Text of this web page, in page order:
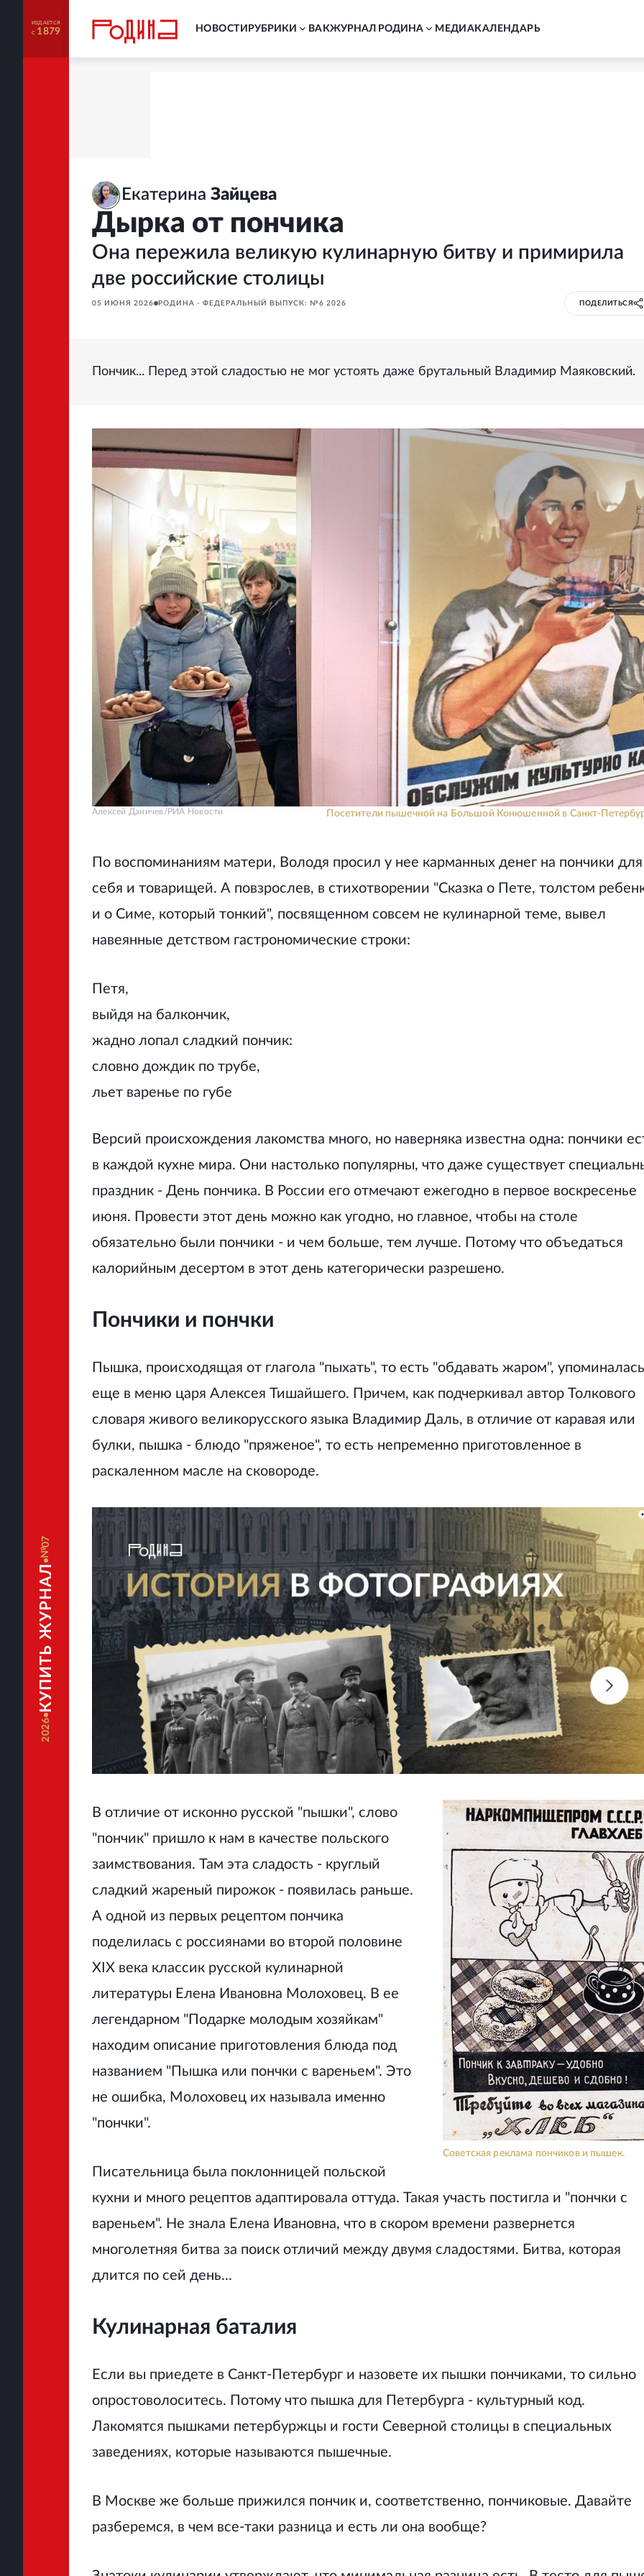
ИЗДАЕТСЯ
С 1879
2026
КУПИТЬ ЖУРНАЛ
07
НОВОСТИ РУБРИКИ ВАКЖУРНАЛ РОДИНА MЕДИА КАЛЕНДАРЬ
Екатерина Зайцева
Дырка от пончика
Она пережила великую кулинарную битву и примирила
две российские столицы
05 ИЮНЯ 2026 РОДИНА - ФЕДЕРАЛЬНЫЙ ВЫПУСК: №6 2026 ПОДЕЛИТЬСЯ
Пончик... Перед этой сладостью не мог устоять даже брутальный Владимир Маяковский.
Алексей Даничев/РИА Новости Посетители пышечной на Большой Конюшенной в Санкт-
По воспоминаниям матери, Володя просил у нее карманных денег на пончики для
себя и товарищей. А повзрослев, в стихотворении "Сказка о Пете, толстом
и о Симе, который тонкий", посвященном совсем не кулинарной теме, вывел
навеянные детством гастрономические строки:
Петя,
выйдя на балкончик,
жадно лопал сладкий пончик:
словно дождик по трубе,
льет варенье по губе
Версий происхождения лакомства много, но наверняка известна одна: пончики
в каждой кухне мира. Они настолько популярны, что даже существует
праздник - День пончика. В России его отмечают ежегодно в первое воскресенье
июня. Провести этот день можно как угодно, но главное, чтобы на столе
обязательно были пончики - и чем больше, тем лучше. Потому что объедаться
калорийным десертом в этот день категорически разрешено.
Пончики и пончки
Пышка, происходящая от глагола "пыхать", то есть "обдавать жаром", упоминалась
еще в меню царя Алексея Тишайшего. Причем, как подчеркивал автор Толкового
словаря живого великорусского языка Владимир Даль, в отличие от каравая или
булки, пышка - блюдо "пряженое", то есть непременно приготовленное в
раскаленном масле на сковороде.
Советская реклама пончиков и пышек.
В отличие от исконно русской "пышки", слово
"пончик" пришло к нам в качестве польского
заимствования. Там эта сладость - круглый
сладкий жареный пирожок - появилась раньше.
А одной из первых рецептом пончика
поделилась с россиянами во второй половине
XIX века классик русской кулинарной
литературы Елена Ивановна Молоховец. В ее
легендарном "Подарке молодым хозяйкам"
находим описание приготовления блюда под
названием "Пышка или пончки с вареньем". Это
не ошибка, Молоховец их называла именно
"пончки".
Писательница была поклонницей польской
кухни и много рецептов адаптировала оттуда. Такая участь постигла и "пончки с
вареньем". Не знала Елена Ивановна, что в скором времени развернется
многолетняя битва за поиск отличий между двумя сладостями. Битва, которая
длится по сей день...
Кулинарная баталия
Если вы приедете в Санкт-Петербург и назовете их пышки пончиками, то сильно
опростоволоситесь. Потому что пышка для Петербурга - культурный код.
Лакомятся пышками петербуржцы и гости Северной столицы в специальных
заведениях, которые называются пышечные.
В Москве же больше прижился пончик и, соответственно, пончиковые. Давайте
разберемся, в чем все-таки разница и есть ли она вообще?